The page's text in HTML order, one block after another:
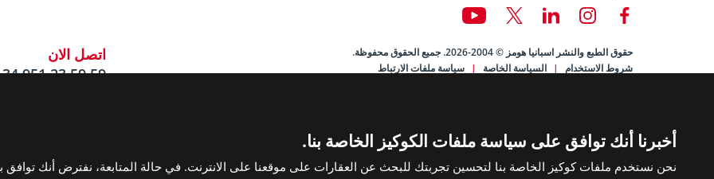
حقوق الطبع والنشر اسبانيا هومز © 2004-2026. جميع الحقوق محفوظة.
شروط الاستخدام
السياسة الخاصة سياسة ملفات الارتباط
اتصل الان
951 23 59 59
أخبرنا أنك توافق على سياسة ملفات الكوكيز الخاصة بنا.
نحن نستخدم ملفات كوكيز الخاصة بنا لتحسين تجربتك للبحث عن العقارات على موقعنا على الانترنت. في حالة المتابعة، نفترض أنك توافق